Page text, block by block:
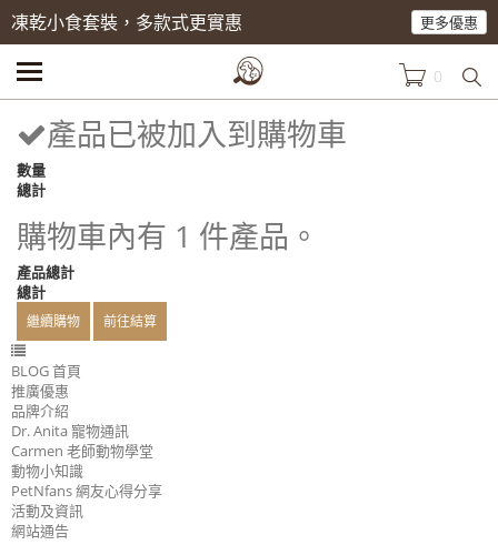
凍乾小食套裝，多款式更實惠 更多優惠
0
產品已被加入到購物車
數量
總計
購物車內有 1 件產品。
產品總計
總計
繼續購物 前往結算
BLOG 首頁
推廣優惠
品牌介紹
Dr. Anita 寵物通訊
Carmen 老師動物學堂
動物小知識
PetNfans 網友心得分享
活動及資訊
網站通告